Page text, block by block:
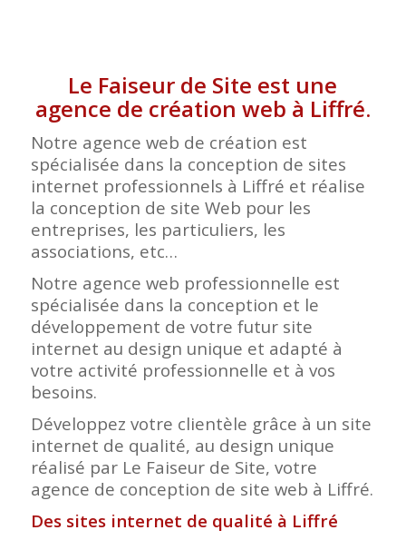
Le Faiseur de Site est une
agence de création web à Liffré.
Notre agence web de création est
spécialisée dans la conception de sites
internet professionnels à Liffré et réalise
la conception de site Web pour les
entreprises, les particuliers, les
associations, etc…
Notre agence web professionnelle est
spécialisée dans la conception et le
développement de votre futur site
internet au design unique et adapté à
votre activité professionnelle et à vos
besoins.
Développez votre clientèle grâce à un site
internet de qualité, au design unique
réalisé par Le Faiseur de Site, votre
agence de conception de site web à Liffré.
Des sites internet de qualité à Liffré